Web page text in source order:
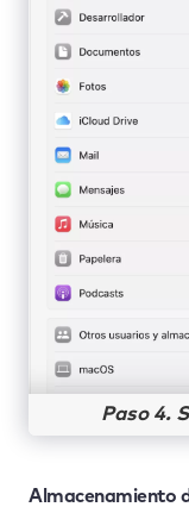
Paso 4.
Almacenamiento